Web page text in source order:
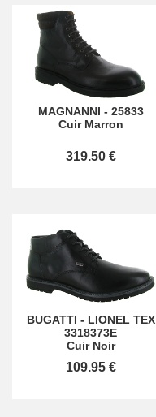
MAGNANNI - 25833
Cuir Marron
319.50 €
BUGATTI - LIONEL TEX
3318373E
Cuir Noir
109.95 €